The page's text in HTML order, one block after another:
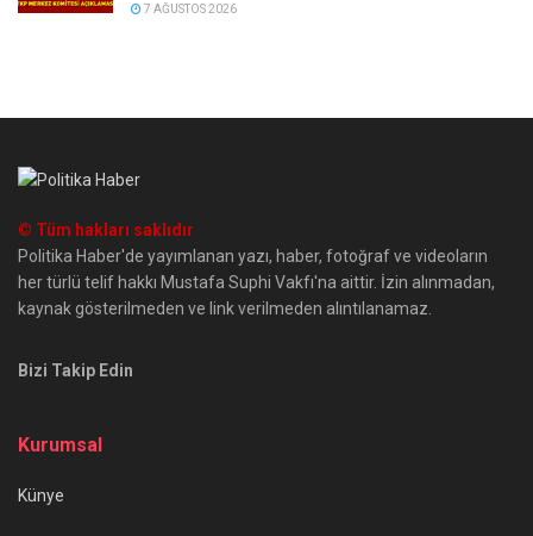
7 AĞUSTOS 2026
© Tüm hakları saklıdır
Politika Haber'de yayımlanan yazı, haber, fotoğraf ve videoların
her türlü telif hakkı Mustafa Suphi Vakfı'na aittir. İzin alınmadan,
kaynak gösterilmeden ve link verilmeden alıntılanamaz.
Bizi Takip Edin
Kurumsal
Künye